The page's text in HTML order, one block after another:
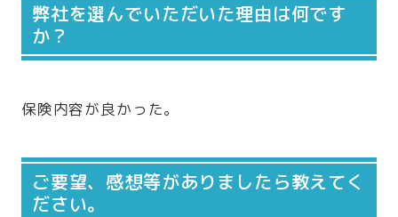
弊社を選んでいただいた理由は何です
か？
保険内容が良かった。
ご要望、感想等がありましたら教えてく
ださい。